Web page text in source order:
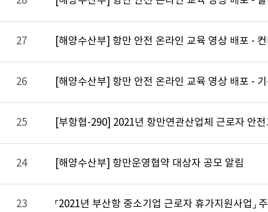
27 [해양수산부] 항만 안전 온라인 교육 영상 배포 -
26 [해양수산부] 항만 안전 온라인 교육 영상 배포 -
25 [부항협-290] 2021년 항만연관산업체 근로자 안
24 [해양수산부] 항만운영협약 대상자 공모 알림
23 「2021년 부산항 중소기업 근로자 휴가지원사업」